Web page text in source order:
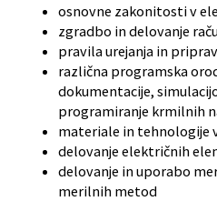
osnovne zakonitosti v
zgradbo in delovanje
pravila urejanja in
različna programska
dokumentacije,
programiranje krmilnih
materiale in tehnologije
delovanje električnih
delovanje in uporabo
merilnih metod